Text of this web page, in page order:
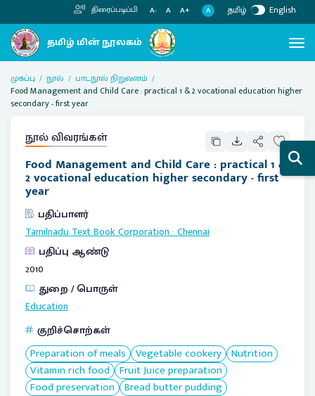
திரைப்படிப்பி A- A A+ A தமிழ் English
முகப்பு நூல்
பாடநூல் நிறுவனம்
Food Management and Child Care : practical 1 & 2 vocational education higher
secondary - first year
நூல் விவரங்கள்
Food Management and Child Care : practical 1 &
2 vocational education higher secondary - first
year
பதிப்பாளர்
Tamilnadu Text Book Corporation:Chennai
பதிப்பு ஆண்டு
2010
துறை / பொருள்
Education
குறிச்சொற்கள்
Preparation of meals Vegetable cookery Nutrition
Vitamin rich food Fruit Juice preparation
Food preservation Bread butter pudding